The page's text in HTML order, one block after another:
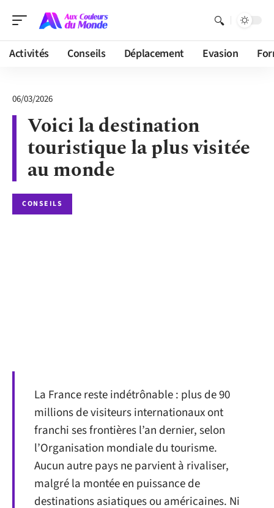
Activités Conseils Déplacement Evasion
06/03/2026
Voici la destination
touristique la plus visitée
au monde
CONSEILS
La France reste indétrônable : plus de 90
millions de visiteurs internationaux ont
franchi ses frontières l’an dernier, selon
l’Organisation mondiale du tourisme.
Aucun autre pays ne parvient à rivaliser,
malgré la montée en puissance de
destinations asiatiques ou américaines. Ni